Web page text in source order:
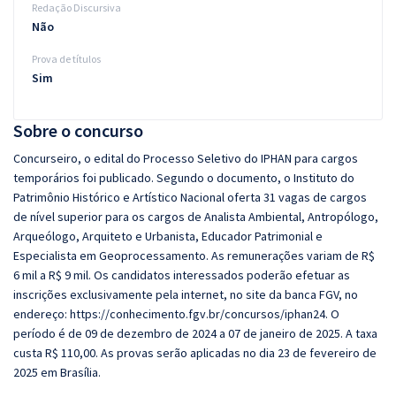
Sobre o concurso
Concurseiro, o edital do Processo Seletivo do IPHAN para cargos
temporários foi publicado. Segundo o documento, o Instituto do
Patrimônio Histórico e Artístico Nacional oferta 31 vagas de cargos
de nível superior para os cargos de Analista Ambiental, Antropólogo,
Arqueólogo, Arquiteto e Urbanista, Educador Patrimonial e
Especialista em Geoprocessamento. As remunerações variam de R$
6 mil a R$ 9 mil. Os candidatos interessados poderão efetuar as
inscrições exclusivamente pela internet, no site da banca FGV, no
endereço: https://conhecimento.fgv.br/concursos/iphan24. O
período é de 09 de dezembro de 2024 a 07 de janeiro de 2025. A taxa
custa R$ 110,00. As provas serão aplicadas no dia 23 de fevereiro de
2025 em Brasília.
Redação Discursiva
Não
Prova de títulos
Sim